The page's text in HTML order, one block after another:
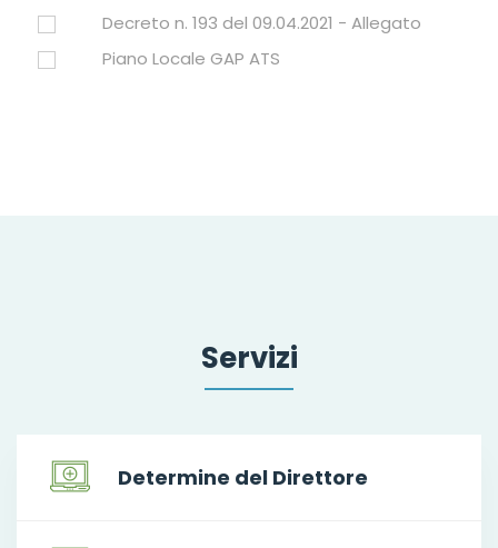
Decreto n. 193 del 09.04.2021 - Allegato
Piano Locale GAP ATS
Servizi
Determine del Direttore